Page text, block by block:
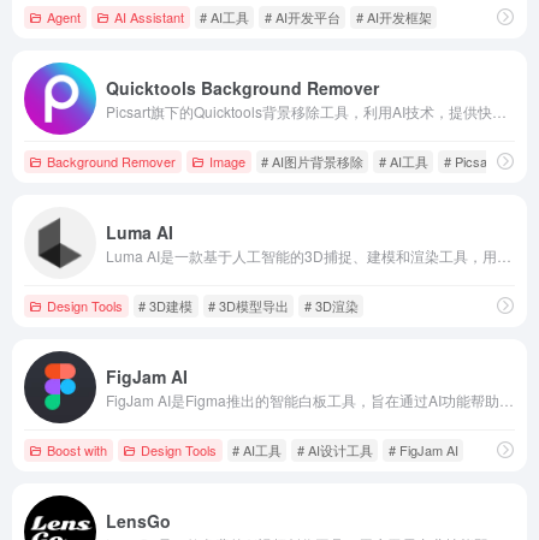
Agent AI Assistant # AI工具 # AI开发平台 # AI开发框架
Quicktools Background Remover
Background Remover Image # AI图片背景移除 # AI工具 # Picsart
Luma AI
Design Tools # 3D建模 # 3D模型导出 # 3D渲染
FigJam AI
Boost with Design Tools # AI工具 # AI设计工具 # FigJam AI
LensGo